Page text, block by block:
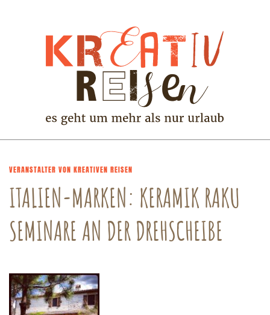
VERANSTALTER VON KREATIVEN REISEN
ITALIEN-MARKEN: KERAMIK RAKU
SEMINARE AN DER DREHSCHEIBE